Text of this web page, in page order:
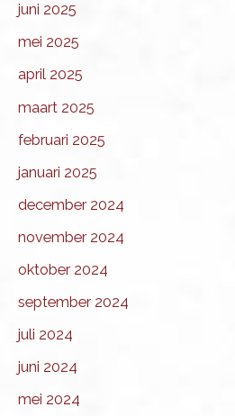
juni 2025
mei 2025
april 2025
maart 2025
februari 2025
januari 2025
december 2024
november 2024
oktober 2024
september 2024
juli 2024
juni 2024
mei 2024